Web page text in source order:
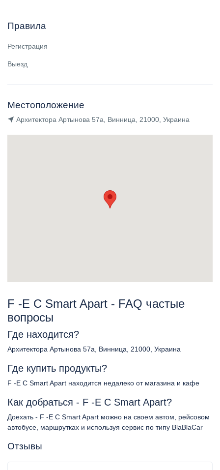
Правила
Регистрация
Выезд
Местоположение
Архитектора Артынова 57а, Винница, 21000, Украина
F -E C Smart Apart - FAQ частые
вопросы
Где находится?
Архитектора Артынова 57а, Винница, 21000, Украина
Где купить продукты?
F -E C Smart Apart находится недалеко от магазина и кафе
Как добраться - F -E C Smart Apart?
Доехать - F -E C Smart Apart можно на своем автом, рейсовом
автобусе, маршрутках и используя сервис по типу BlaBlaCar
Отзывы